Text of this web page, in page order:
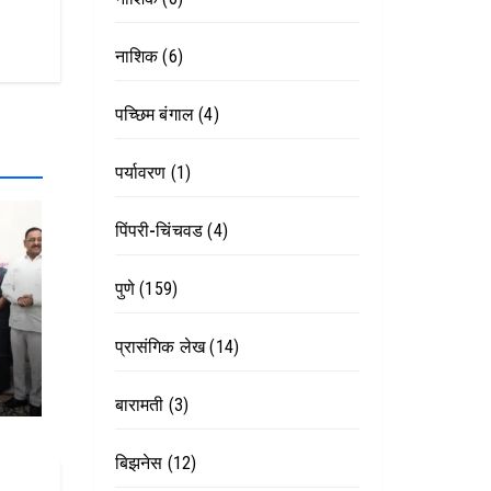
नाशिक(6)
पच्छिम बंगाल(4)
पर्यावरण (1)
पिंपरी-चिंचवड (4)
पुणे(159)
प्रासंगिक लेख(14)
बारामती (3)
बिझनेस (12)